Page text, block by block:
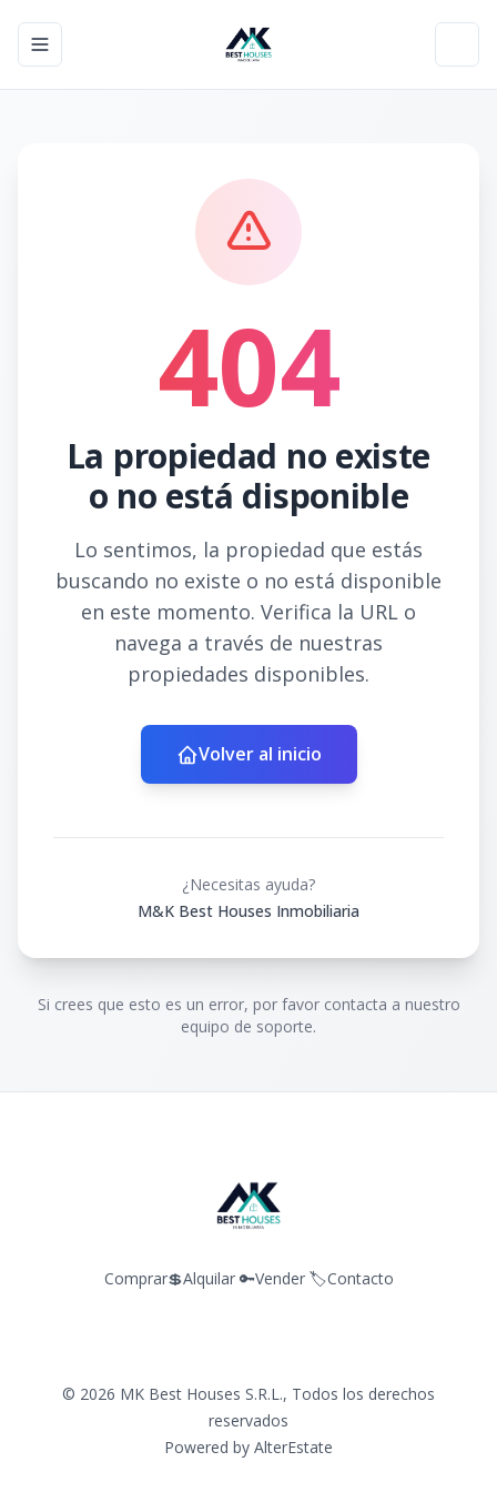
Toggle navigation menu
404
La propiedad no existe
o no está disponible
Lo sentimos, la propiedad que estás
buscando no existe o no está disponible
en este momento. Verifica la URL o
navega a través de nuestras
propiedades disponibles.
Volver al inicio
¿Necesitas ayuda?
M&K Best Houses Inmobiliaria
Si crees que esto es un error, por favor contacta a nuestro
equipo de soporte.
Comprar💲Alquilar 🔑Vender 🏷️Contacto
© 2026 MK Best Houses S.R.L., Todos los derechos
reservados
Powered by AlterEstate